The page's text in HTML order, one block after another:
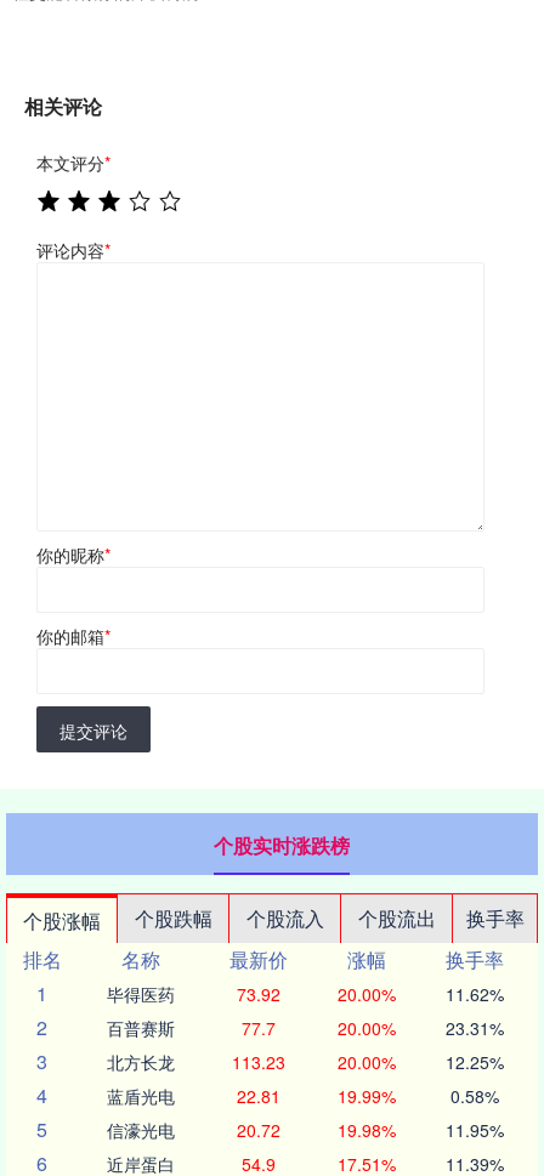
相关评论
本文评分*
评论内容*
你的昵称*
你的邮箱*
提交评论
个股实时涨跌榜
个股涨幅 个股跌幅 个股流入 个股流出
换手率
排名
名称 最新价 涨幅
换手率
1
毕得医药 73.92 20.00% 11.62%
2 百普赛斯 77.7 20.00% 23.31%
3 北方长龙 113.23 20.00% 12.25%
4 蓝盾光电 22.81 19.99% 0.58%
5 信濠光电 20.72 19.98% 11.95%
6 近岸蛋白 54.9 17.51% 11.39%